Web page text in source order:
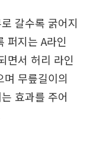
갈수록 굵어지
퍼지는 A라인
면서 허리 라인
무릎길이의
효과를 주어